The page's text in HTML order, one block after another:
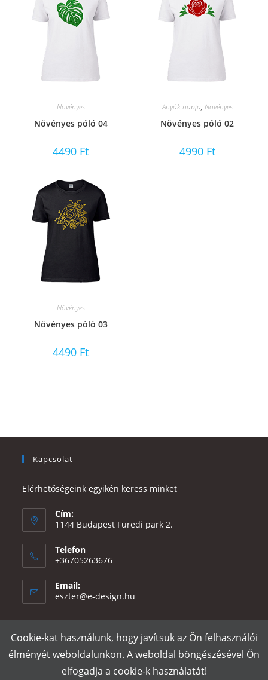
Növényes
Növényes póló 04
4490 Ft
Anyák napja, Növényes
Növényes póló 02
4990 Ft
Növényes
Növényes póló 03
4490 Ft
Kapcsolat
Elérhetőségeink egyikén keress minket
Cím:
1144 Budapest Füredi park 2.
Telefon
+36705263676
Email:
eszter@e-design.hu
Rólunk Szállítás és fizetés Adatvédelmi tájékoztató
ÁSZF
Póló nyomtatás
Cookie-kat használunk, hogy javítsuk az Ön felhasználói
élményét weboldalunkon. A weboldal böngészésével Ön
elfogadja a cookie-k használatát!